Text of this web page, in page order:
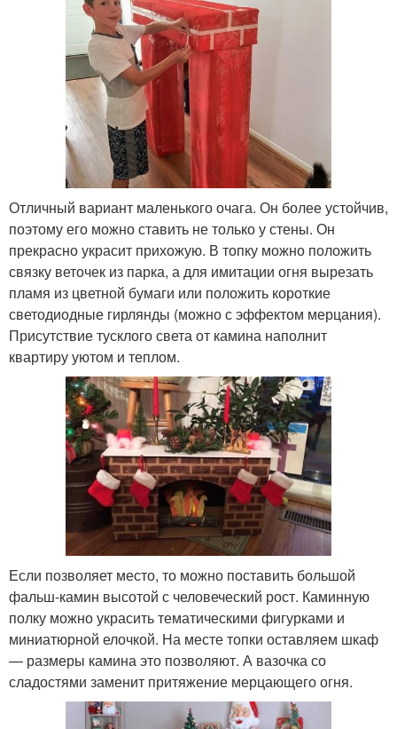
Отличный вариант маленького очага. Он более устойчив,
поэтому его можно ставить не только у стены. Он
прекрасно украсит прихожую. В топку можно положить
связку веточек из парка, а для имитации огня вырезать
пламя из цветной бумаги или положить короткие
светодиодные гирлянды (можно с эффектом мерцания).
Присутствие тусклого света от камина наполнит
квартиру уютом и теплом.
Если позволяет место, то можно поставить большой
фальш-камин высотой с человеческий рост. Каминную
полку можно украсить тематическими фигурками и
миниатюрной елочкой. На месте топки оставляем шкаф
— размеры камина это позволяют. А вазочка со
сладостями заменит притяжение мерцающего огня.